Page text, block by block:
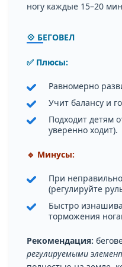
ногу каждые 15–20
💠 БЕГОВЕЛ
✅ Плюсы:
Равномерно
Учит балансу и
Подходит детям
уверенно ходит).
🔹 Минусы:
При
(регулируйте
Быстро
торможения
Рекомендация:
регулируемыми